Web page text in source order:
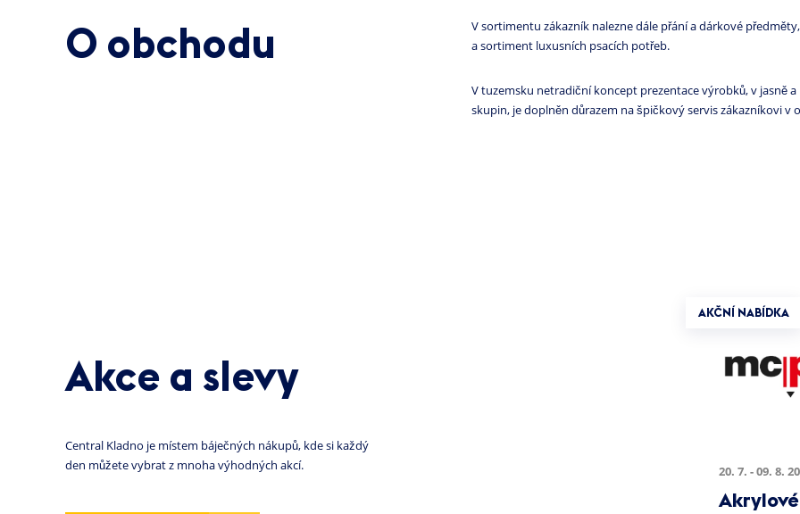
O obchodu
V sortimentu zákazník nalezne dále přání a dárkové
a sortiment luxusních psacích potřeb.
V tuzemsku netradiční koncept prezentace výrobků, v jasně
skupin, je doplněn důrazem na špičkový servis zákazníkovi v
Akce a slevy
Central Kladno je místem báječných nákupů, kde si každý
den můžete vybrat z mnoha výhodných akcí.
AKČNÍ NABÍDKA
20. 7. - 09. 8.
Akrylové